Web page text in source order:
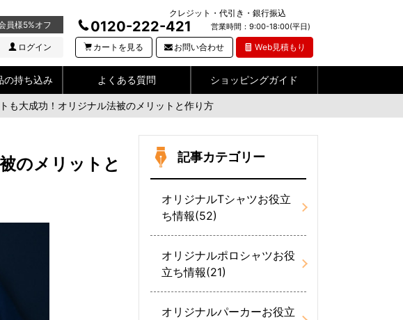
員様5%オフ
ログイン
クレジット・代引き・銀行振込
0120-222-421 営業時間：9:00-18:00(平日)
カートを見る お問い合わせ Web見積もり
の持ち込み よくある質問 ショッピングガイド
も大成功！オリジナル法被のメリットと作り方
のメリットと
記事カテゴリー
オリジナルTシャツお役立
ち情報(52)
オリジナルポロシャツお役
立ち情報(21)
オリジナルパーカーお役立